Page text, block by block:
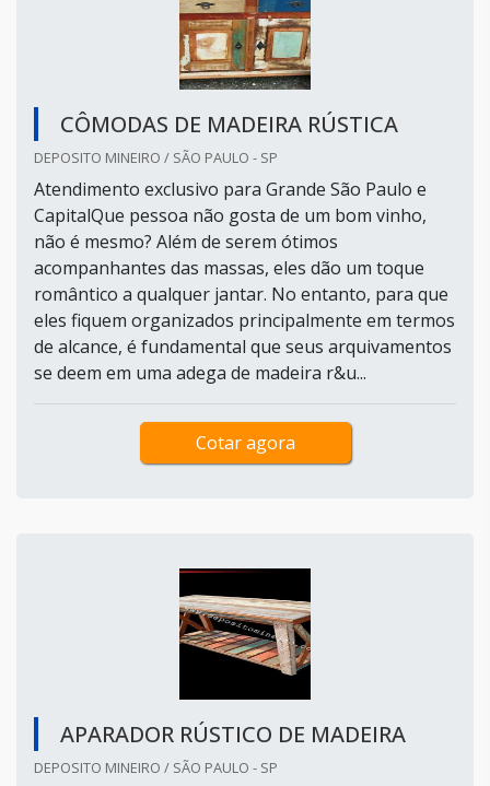
CÔMODAS DE MADEIRA RÚSTICA
DEPOSITO MINEIRO / SÃO PAULO - SP
Atendimento exclusivo para Grande São Paulo e
CapitalQue pessoa não gosta de um bom vinho,
não é mesmo? Além de serem ótimos
acompanhantes das massas, eles dão um toque
romântico a qualquer jantar. No entanto, para que
eles fiquem organizados principalmente em termos
de alcance, é fundamental que seus arquivamentos
se deem em uma adega de madeira r&u...
Cotar agora
APARADOR RÚSTICO DE MADEIRA
DEPOSITO MINEIRO / SÃO PAULO - SP